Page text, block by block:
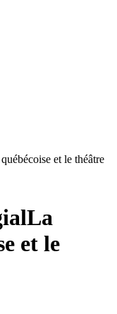
et le théâtre
La
et le